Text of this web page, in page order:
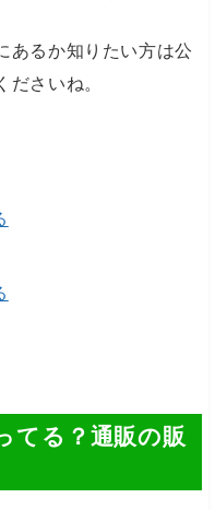
あるか知りたい方は公
さいね。
てる？通販の販